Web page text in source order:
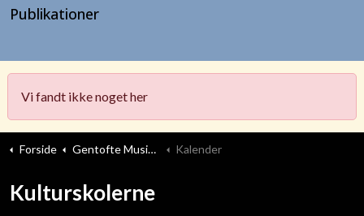
Publikationer
Vi fandt ikke noget her
Forside Gentofte Musikskole Kalender
Kulturskolerne